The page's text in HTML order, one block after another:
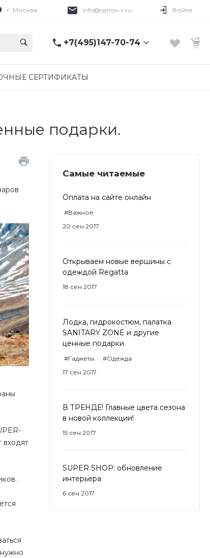
г. Москва info@ostrov-r.ru Войти
+7(495)147-70-74
+7(495)147-70-74
СЕРТИФИКАТЫ
подарки.
Самые читаемые
Оплата на сайте онлайн
#Важное
20 сен 2017
Открываем новые вершины с
одеждой Regatta
18 сен 2017
Лодка, гидрокостюм, палатка
SANITARY ZONE и другие
ценные подарки.
#Гаджеты
#Одежда
17 сен 2017
В ТРЕНДЕ! Главные цвета сезона
в новой коллекции!
15 сен 2017
SUPER SHOP: обновление
интерьера
6 сен 2017
входят